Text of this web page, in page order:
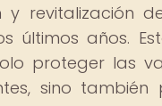
y revitalización
últimos años.
proteger las
sino también